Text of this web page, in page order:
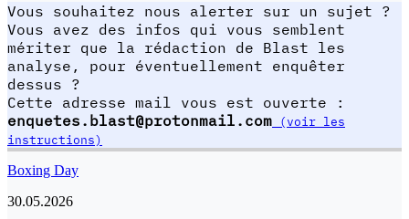
Vous souhaitez nous alerter sur un sujet ?
Vous avez des infos qui vous semblent
mériter que la rédaction de Blast les
analyse, pour éventuellement enquêter
dessus ?
Cette adresse mail vous est ouverte :
enquetes.blast@protonmail.com (voir les
instructions)
Boxing Day
30.05.2026